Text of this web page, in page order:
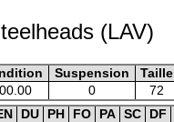
(LAV)
Suspension Taille
0 72
DU PH FO PA SC DF